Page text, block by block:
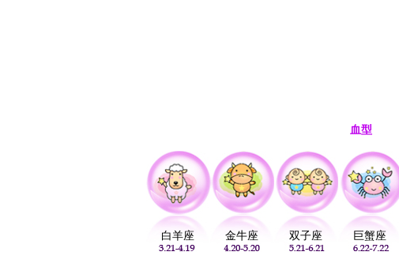
血型
白羊座 金牛座 双子座 巨蟹座